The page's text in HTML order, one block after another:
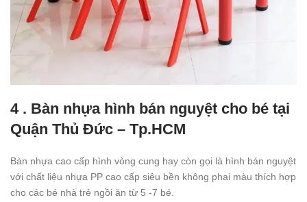
4 . Bàn nhựa hình bán nguyệt cho bé tại
Quận Thủ Đức – Tp.HCM
Bàn nhựa cao cấp hình vòng cung hay còn gọi là hình bán nguyệt
với chất liệu nhựa PP cao cấp siêu bền không phai màu thích hợp
cho các bé nhà trẻ ngồi ăn từ 5 -7 bé.